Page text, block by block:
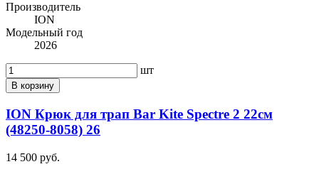
Производитель
ION
Модельный год
2026
шт
В корзину
ION Крюк для трап Bar Kite Spectre 2 22см
(48250-8058) 26
14 500 руб.